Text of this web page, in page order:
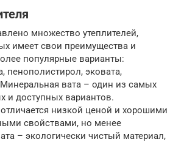
множество утеплителей,
имеет свои преимущества и
популярные варианты:
пенополистирол, эковата,
вата – один из самых
и доступных вариантов.
низкой ценой и хорошими
свойствами, но менее
– экологически чистый материал,